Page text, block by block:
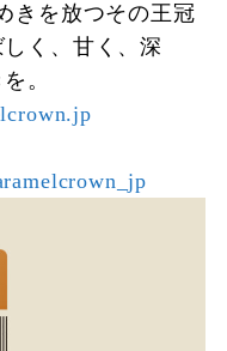
きを放つその王冠
く、甘く、深
。